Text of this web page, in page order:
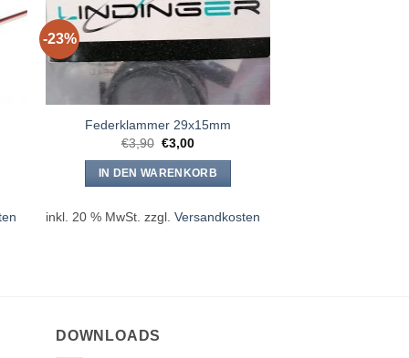
-23%
Federklammer 29x15mm
€3,90 Ursprünglicher
war:
€3,90
€3,00Aktueller
ist:
€3,00.
IN DEN WARENKORB
inkl. 20 % MwSt. zzgl. Versandkosten
DOWNLOADS